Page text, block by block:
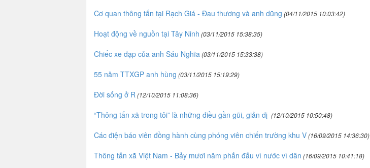
Cơ quan thông tấn tại Rạch Giá - Đau thương và anh dũng (04/11/2015 10:03:42)
Hoạt động về nguồn tại Tây Ninh (03/11/2015 15:38:35)
Chiếc xe đạp của anh Sáu Nghĩa (03/11/2015 15:33:38)
55 năm TTXGP anh hùng (03/11/2015 15:19:29)
Đời sống ở R (12/10/2015 11:08:36)
“Thông tấn xã trong tôi” là những điều gần gũi, giản dị (12/10/2015 10:50:48)
Các điện báo viên đồng hành cùng phóng viên chiến trường khu V(16/09/2015 14:36:30)
Thông tấn xã Việt Nam - Bảy mươi năm phấn đấu vì nước vì dân (16/09/2015 10:41:18)